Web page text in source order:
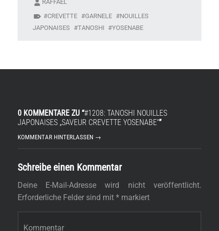
RAFFAEL
CREVETTE
GARNELE
NOUILLES
JAPONAISES
TANOSHI YOSENABE
0 KOMMENTARE ZU “#1208: TANOSHI NOUILLES
JAPONAISES „SAVEUR CREVETTE YOSENABE“”
KOMMENTAR HINTERLASSEN →
Schreibe einen Kommentar
Deine E-Mail-Adresse wird nicht veröffentlicht.
Erforderliche Felder sind mit *markiert